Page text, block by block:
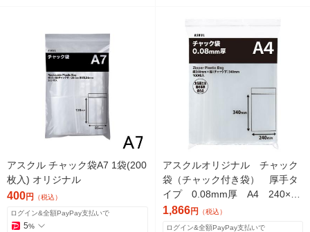
アスクル チャック袋A7 1袋(200
枚入) オリジナル
400円 （税込）
ログイン&全額PayPay支払いで
5%
アスクルオリジナル チャック
袋（チャック付き袋） 厚手タ
イプ 0.08mm厚 A4 240×34
0mm 1袋（100枚入） オリジ
ナル
1,866円 （税込）
ログイン&全額PayPay支払いで